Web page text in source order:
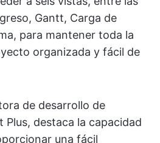
Gantt, Carga de
para mantener toda la
organizada y fácil de
de desarrollo de
Plus, destaca la capacidad
una fácil